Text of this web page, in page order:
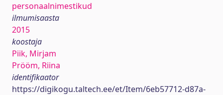
personaalnimestikud
ilmumisaasta
2015
koostaja
Piik, Mirjam
Prööm, Riina
identifikaator
https://digikogu.taltech.ee/et/Item/6eb57712-d87a-